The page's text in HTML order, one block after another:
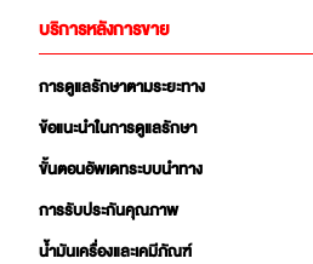
บริการหลังการขาย
การดูแลรักษาตามระยะทาง
ข้อแนะนำในการดูแลรักษา
ขั้นตอนอัพเดทระบบนำทาง
การรับประกันคุณภาพ
น้ำมันเครื่องและเคมีภัณฑ์